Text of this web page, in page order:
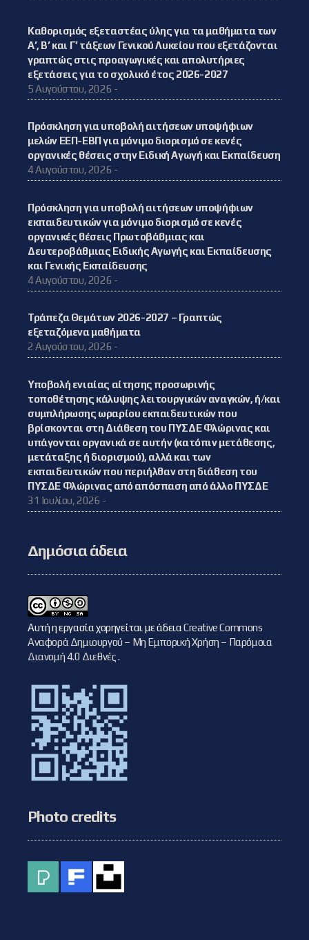
Καθορισμός εξεταστέας ύλης για τα μαθήματα των
Α’, Β’ και Γ’ τάξεων Γενικού Λυκείου που εξετάζονται
γραπτώς στις προαγωγικές και απολυτήριες
εξετάσεις για το σχολικό έτος 2026-2027
5 Αυγούστου, 2026 -
Πρόσκληση για υποβολή αιτήσεων υποψήφιων
μελών ΕΕΠ-ΕΒΠ για μόνιμο διορισμό σε κενές
οργανικές θέσεις στην Ειδική Αγωγή και Εκπαίδευση
4 Αυγούστου, 2026 -
Πρόσκληση για υποβολή αιτήσεων υποψήφιων
εκπαιδευτικών για μόνιμο διορισμό σε κενές
οργανικές θέσεις Πρωτοβάθμιας και
Δευτεροβάθμιας Ειδικής Αγωγής και Εκπαίδευσης
και Γενικής Εκπαίδευσης
4 Αυγούστου, 2026 -
Τράπεζα Θεμάτων 2026-2027 – Γραπτώς
εξεταζόμενα μαθήματα
2 Αυγούστου, 2026 -
Υποβολή ενιαίας αίτησης προσωρινής
τοποθέτησης κάλυψης λειτουργικών αναγκών, ή/και
συμπλήρωσης ωραρίου εκπαιδευτικών που
βρίσκονται στη Διάθεση του ΠΥΣΔΕ Φλώρινας και
υπάγονται οργανικά σε αυτήν (κατόπιν μετάθεσης,
μετάταξης ή διορισμού), αλλά και των
εκπαιδευτικών που περιήλθαν στη διάθεση του
ΠΥΣΔΕ Φλώρινας από απόσπαση από άλλο ΠΥΣΔΕ
31 Ιουλίου, 2026 -
Δημόσια άδεια
Αυτή η εργασία χορηγείται με άδειαCreative Commons
Αναφορά Δημιουργού – Μη Εμπορική Χρήση – Παρόμοια
Διανομή 4.0 Διεθνές.
Photo credits